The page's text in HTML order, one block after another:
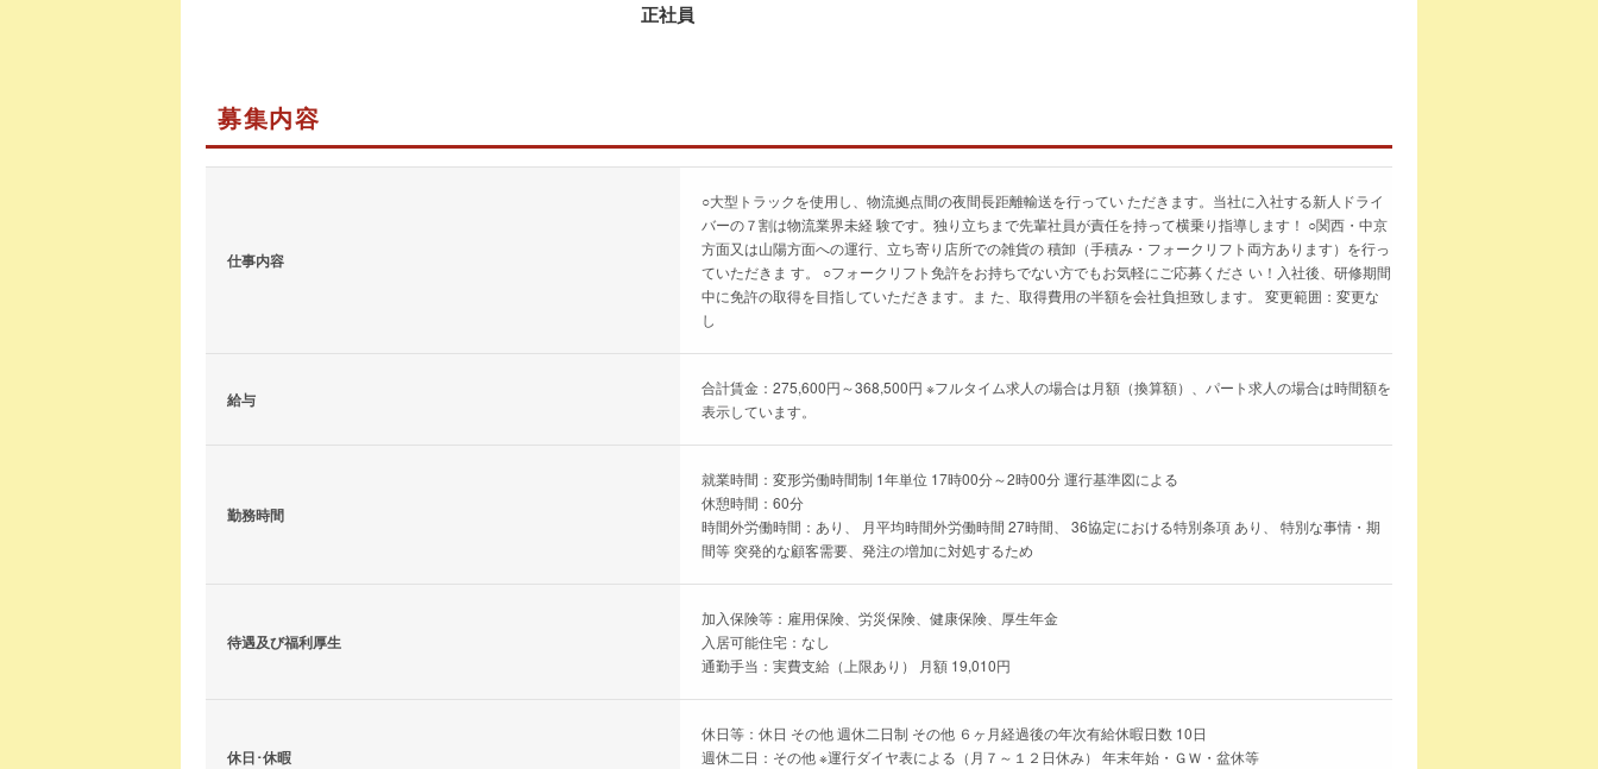
正社員
募集内容
仕事内容
○大型トラックを使用し、物流拠点間の夜間長距離輸送を行ってい ただきます。当社に入社する新人ドライ
バーの７割は物流業界未経 験です。独り立ちまで先輩社員が責任を持って横乗り指導します！ ○関西・中京
方面又は山陽方面への運行、立ち寄り店所での雑貨の 積卸（手積み・フォークリフト両方あります）を行っ
ていただきま す。 ○フォークリフト免許をお持ちでない方でもお気軽にご応募くださ い！入社後、研修期間
中に免許の取得を目指していただきます。ま た、取得費用の半額を会社負担致します。 変更範囲：変更な
し
給与
合計賃金：275,600円～368,500円 ※フルタイム求人の場合は月額（換算額）、パート求人の場合は時間額を
表示しています。
勤務時間
就業時間：変形労働時間制 1年単位 17時00分～2時00分 運行基準図による
休憩時間：60分
時間外労働時間：あり、 月平均時間外労働時間 27時間、 36協定における特別条項 あり、 特別な事情・期
間等 突発的な顧客需要、発注の増加に対処するため
待遇及び福利厚生
加入保険等：雇用保険、労災保険、健康保険、厚生年金
入居可能住宅：なし
通勤手当：実費支給（上限あり） 月額 19,010円
休日･休暇
休日等：休日 その他 週休二日制 その他 ６ヶ月経過後の年次有給休暇日数 10日
週休二日：その他 ※運行ダイヤ表による（月７～１２日休み） 年末年始・ＧＷ・盆休等